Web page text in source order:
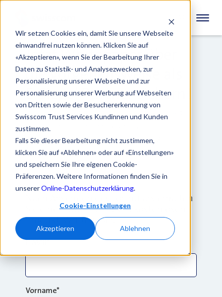
Wir setzen Cookies ein, damit Sie unsere Webseite
einwandfrei nutzen können. Klicken Sie auf
«Akzeptieren», wenn Sie der Bearbeitung Ihrer
Daten zu Statistik- und Analysezwecken, zur
Personalisierung unserer Webseite und zur
Personalisierung unserer Werbung auf Webseiten
von Dritten sowie der Besuchererkennung von
Swisscom Trust Services Kundinnen und Kunden
zustimmen.
Falls Sie dieser Bearbeitung nicht zustimmen,
klicken Sie auf «Ablehnen» oder auf «Einstellungen»
und speichern Sie Ihre eigenen Cookie-
Präferenzen. Weitere Informationen finden Sie in
unsererOnline-Datenschutzerklärung.
Cookie-Einstellungen
Akzeptieren Ablehnen
Jetzt Whitepaper über
die Vorgehensweise als
E-Siegel Partner sichern!
In diesem informativen Whitepaper erhalten Sie
einen detaillierten Einblick über die
Vorgehensweise als Partner einer E-Siegel
Applikation.
Nach Absenden des Formulars erhalten
Sie eine E-Mail mit Ihrem kostenlosen
Produkt-Whitepaper.
E-Mail*
Vorname*